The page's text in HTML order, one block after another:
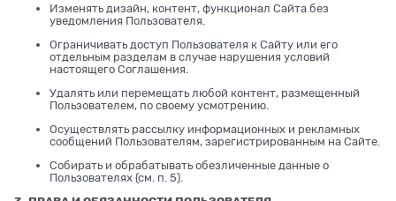
Изменять дизайн, контент, функционал Сайта без
уведомления Пользователя.
Ограничивать доступ Пользователя к Сайту или его
отдельным разделам в случае нарушения условий
настоящего Соглашения.
Удалять или перемещать любой контент, размещенный
Пользователем, по своему усмотрению.
Осуществлять рассылку информационных и рекламных
сообщений Пользователям, зарегистрированным на Сайте.
Собирать и обрабатывать обезличенные данные о
Пользователях (см. п. 5).